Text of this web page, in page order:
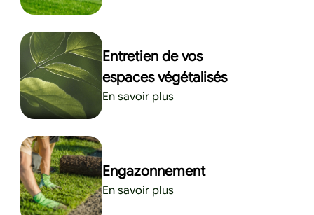
Entretien de vos
espaces végétalisés
En savoir plus
Engazonnement
En savoir plus